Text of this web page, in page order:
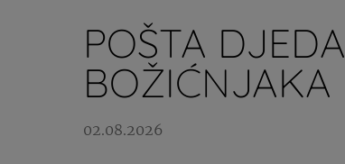
POŠTA DJEDA
BOŽIĆNJAKA
02.08.2026